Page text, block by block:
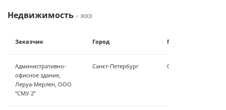
Недвижимость < ЖКХ
Заказчик Город Примененные
Административно-
офисное здание,
Леруа-Мерлен, ООО
“СМУ 2”
Санкт-Петербург Обезжелезивание/